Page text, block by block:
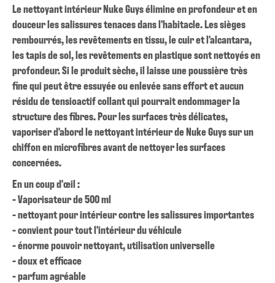
Le nettoyant intérieur Nuke Guys élimine en profondeur et en
douceur les salissures tenaces dans l'habitacle. Les sièges
rembourrés, les revêtements en tissu, le cuir et l'alcantara,
les tapis de sol, les revêtements en plastique sont nettoyés en
profondeur. Si le produit sèche, il laisse une poussière très
fine qui peut être essuyée ou enlevée sans effort et aucun
résidu de tensioactif collant qui pourrait endommager la
structure des fibres. Pour les surfaces très délicates,
vaporiser d'abord le nettoyant intérieur de Nuke Guys sur un
chiffon en microfibres avant de nettoyer les surfaces
concernées.
En un coup d'œil :
- Vaporisateur de 500 ml
- nettoyant pour intérieur contre les salissures importantes
- convient pour tout l'intérieur du véhicule
- énorme pouvoir nettoyant, utilisation universelle
- doux et efficace
- parfum agréable